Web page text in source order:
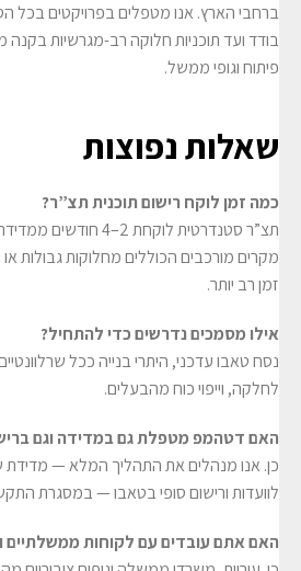
ברחבי הארץ. אנו מטפלים בפרויקטים בכל
בודד ועד תוכניות חלוקה רב-מגרשיות בקנה
פיתוח וגופי ממשל.
שאלות נפוצות
כמה זמן לוקח רישום תוכנית תצ”ר?
תצ”ר סטנדרטית לוקחת
מקרים מורכבים הכוללים מחלוקות גבולות או
זמן רב יותר.
אילו מסמכים נדרשים כדי להתחיל?
נסח טאבו עדכני, היתרי בנייה ככל
לחלקה, וייפוי כוח מהבעלים.
האם דטהמפ מטפלת גם במדידה וגם
כן. אנו מנהלים את התהליך המלא —
לוועדות ורישום סופי בטאבו — במסגרת
האם אתם עובדים עם לקוחות ממשלתיים